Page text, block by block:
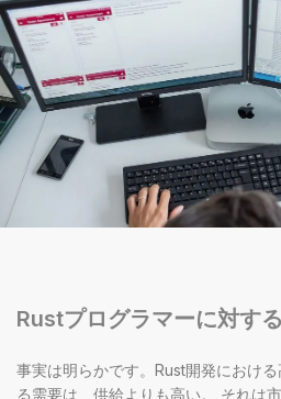
Rustプログラマーに対す
事実は明らかです。Rust開発におけ
る需要は、供給よりも高い。 それは